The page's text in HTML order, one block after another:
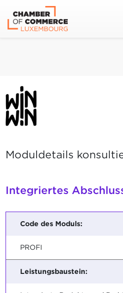
Moduldetails
Integriertes
Code des Moduls:
PROFI
Leistungsbaustein: